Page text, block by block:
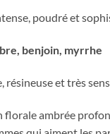
poudré et
benjoin, myrrhe
résineuse et très
ambrée